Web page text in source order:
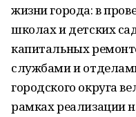
жизни города: в
школах и детских
капитальных
службами и
городского округа
рамках реализации